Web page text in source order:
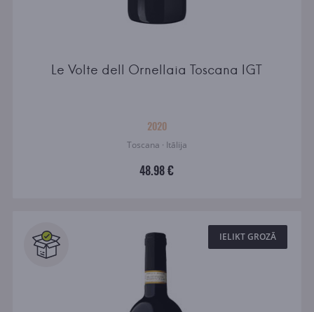
Le Volte dell Ornellaia Toscana IGT
2020
Toscana · Itālija
48.98 €
IELIKT GROZĀ